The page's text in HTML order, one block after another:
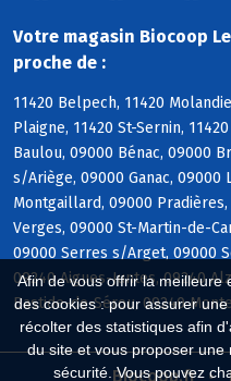
Afin de vous offrir la meilleure
des cookies : pour assurer
récolter des statistiques afin
du site et vous proposer
sécurité. Vous pouvez
Votre magasin Biocoop
proche de :
11420 Belpech, 11420
Plaigne, 11420 St-Sernin,
Baulou, 09000 Bénac, 09000
s/Ariège, 09000 Ganac, 09000
Montgaillard, 09000
Verges, 09000 St-Martin-de-
09000 Serres s/Arget, 09000
09240 Aigues-Juntes, 09240
Bastide-de-Sérou, 09240
Biocoop.fr